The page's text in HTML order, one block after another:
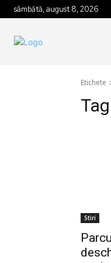
sâmbătă, august 8, 2026
Etichete
Stiri